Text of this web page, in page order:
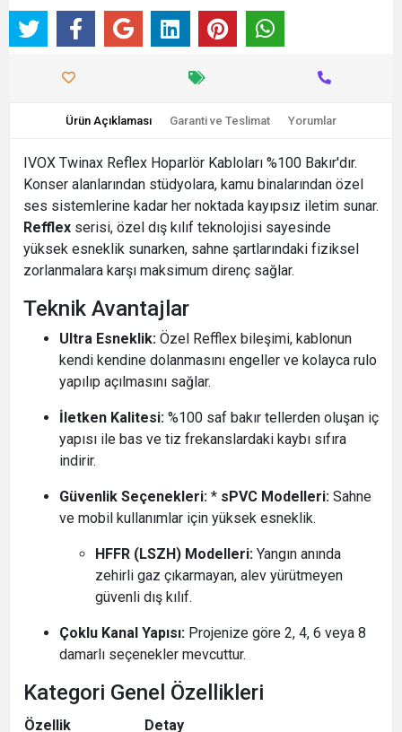
Ürün Açıklaması Garanti ve Teslimat Yorumlar
IVOX Twinax Reflex Hoparlör Kabloları %100 Bakır'dır.
Konser alanlarından stüdyolara, kamu binalarından özel
ses sistemlerine kadar her noktada kayıpsız iletim sunar.
Refflex serisi, özel dış kılıf teknolojisi sayesinde
yüksek esneklik sunarken, sahne şartlarındaki fiziksel
zorlanmalara karşı maksimum direnç sağlar.
Teknik Avantajlar
Ultra Esneklik: Özel Refflex bileşimi, kablonun
kendi kendine dolanmasını engeller ve kolayca rulo
yapılıp açılmasını sağlar.
İletken Kalitesi: %100 saf bakır tellerden oluşan iç
yapısı ile bas ve tiz frekanslardaki kaybı sıfıra
indirir.
Güvenlik Seçenekleri: * sPVC Modelleri: Sahne
ve mobil kullanımlar için yüksek esneklik.
HFFR (LSZH) Modelleri: Yangın anında
zehirli gaz çıkarmayan, alev yürütmeyen
güvenli dış kılıf.
Çoklu Kanal Yapısı: Projenize göre 2, 4, 6 veya 8
damarlı seçenekler mevcuttur.
Kategori Genel Özellikleri
Özellik
Detay